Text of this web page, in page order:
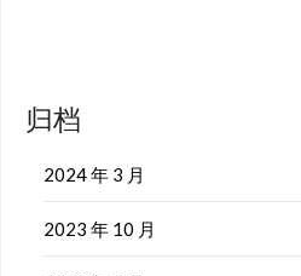
归档
2024 年 3 月
2023 年 10 月